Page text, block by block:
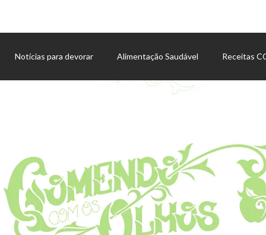
Notícias para devorar Alimentação Saudável Receitas